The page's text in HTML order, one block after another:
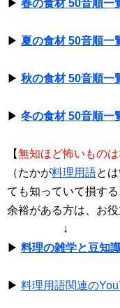
▶ 春の食材 50音順一
▶ 夏の食材 50音順一
▶ 秋の食材 50音順一
▶ 冬の食材 50音順一
【無知ほど怖いもの
（たかが料理用語と
ても知っていて損す
余裕がある方は、お
↓
▶ 料理の雑学と豆知
▶ 料理用語関連の